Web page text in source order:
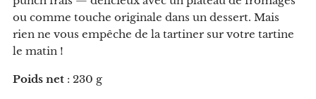
ou comme touche originale dans un dessert. Mais
rien ne vous empêche de la tartiner sur votre tartine
le matin !
Poids net : 230 g